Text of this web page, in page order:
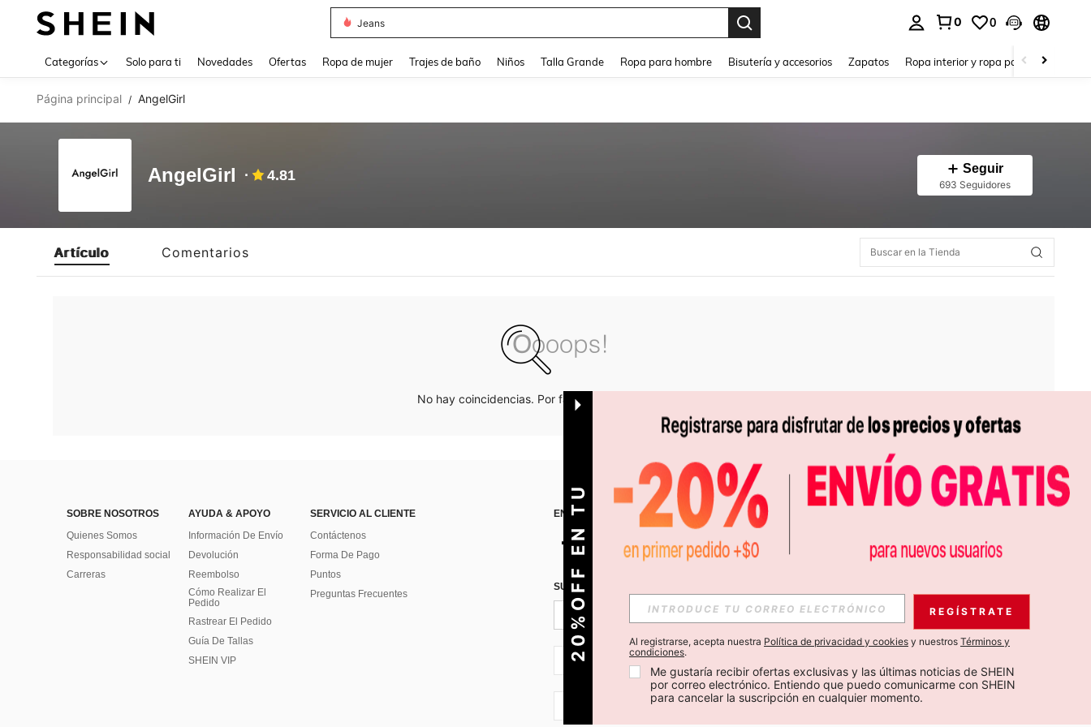
Jeans
0 0
Categorías Solo para ti Novedades Ofertas Ropa de mujer Trajes de baño Niños Talla Grande Ropa para hombre Bisutería y accesorios Zapatos Ropa interior y ropa para dormir
Página principal / AngelGirl
AngelGirl 4.81 Seguir
693 Seguidores
Artículo Comentarios
No hay coincidencias. Por favor inténtalo de nuevo.
SOBRE NOSOTROS
Quienes Somos
Responsabilidad social
Carreras
AYUDA & APOYO
Información De Envío
Devolución
Reembolso
Cómo Realizar El
Pedido
Rastrear El Pedido
Guía De Tallas
SHEIN VIP
SERVICIO AL CLIENTE
Contáctenos
Forma De Pago
Puntos
Preguntas Frecuentes
ENCUÉNTRANOS EN APP
SUSCRÍBETE PARA RECIBIR OFERTAS EXCLUSIVAS, PROMOCIONES Y NOTICIAS DE SHEIN
Suscribir
CL + 56
2
0
%
O
F
F
E
N
T
U
P
R
I
M
E
R
P
E
D
I
D REGÍSTRATE
Al registrarse, acepta nuestra Política de privacidad y cookies y nuestros Términos y
condiciones.
Me gustaría recibir ofertas exclusivas y las últimas noticias de SHEIN
por correo electrónico. Entiendo que puedo comunicarme con SHEIN
para cancelar la suscripción en cualquier momento.